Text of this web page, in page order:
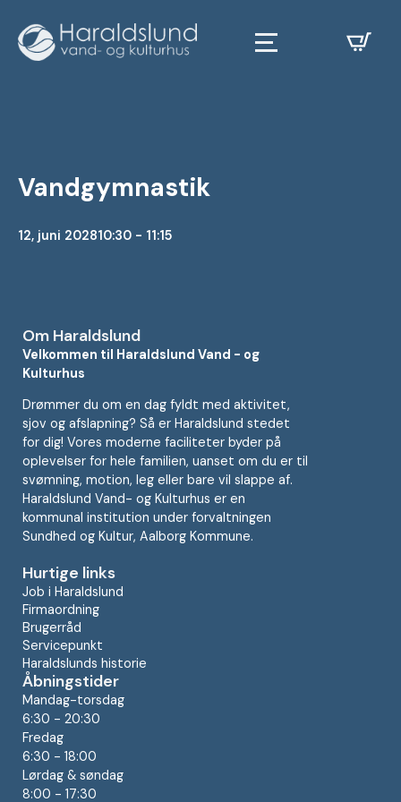
Vandgymnastik
12, juni 202810:30 - 11:15
Om Haraldslund
Velkommen til Haraldslund Vand - og
Kulturhus
Drømmer du om en dag fyldt med aktivitet,
sjov og afslapning? Så er Haraldslund stedet
for dig! Vores moderne faciliteter byder på
oplevelser for hele familien, uanset om du er til
svømning, motion, leg eller bare vil slappe af.
Haraldslund Vand- og Kulturhus er en
kommunal institution under forvaltningen
Sundhed og Kultur, Aalborg Kommune.
Hurtige links
Job i Haraldslund
Firmaordning
Brugerråd
Servicepunkt
Haraldslunds historie
Åbningstider
Mandag-torsdag
6:30 - 20:30
Fredag
6:30 - 18:00
Lørdag & søndag
8:00 - 17:30